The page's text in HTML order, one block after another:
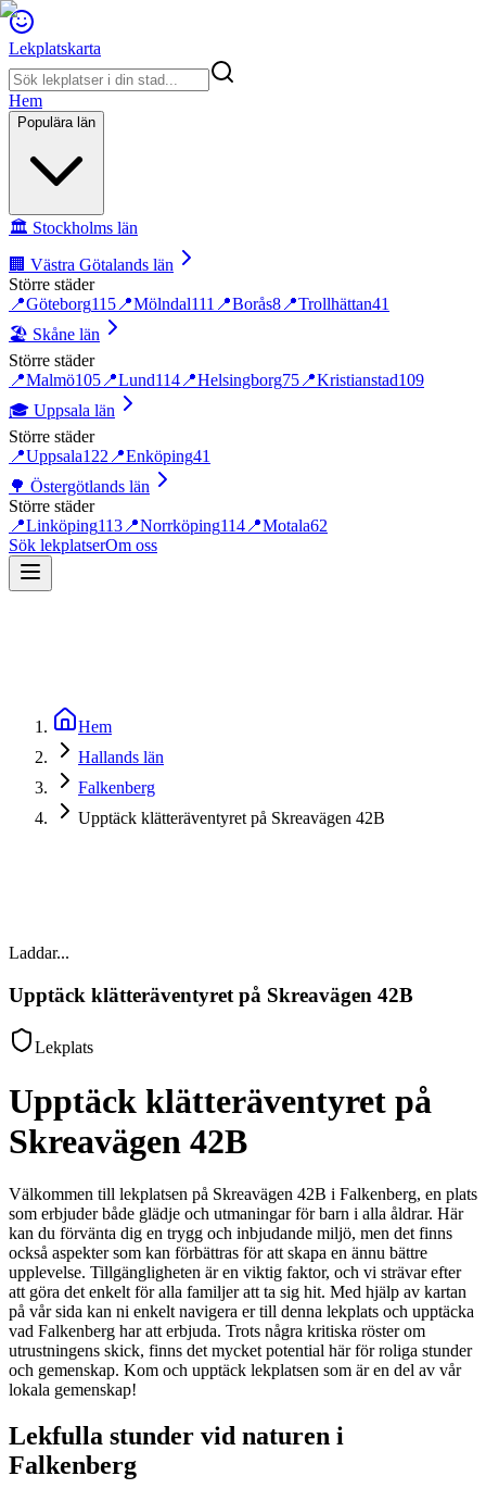
Lekplatskarta
Hem
Populära län
🏛️ Stockholms län
🏢 Västra Götalands län
Större städer
📍Göteborg115 📍Mölndal111 📍Borås8 📍Trollhättan41
🏖️ Skåne län
Större städer
📍Malmö105 📍Lund114 📍Helsingborg75 📍Kristianstad109
🎓 Uppsala län
Större städer
📍Uppsala122 📍Enköping41
🌳 Östergötlands län
Större städer
📍Linköping113 📍Norrköping114 📍Motala62
Sök lekplatserOm oss
Hem
Hallands län
Falkenberg
Upptäck klätteräventyret på Skreavägen 42B
Laddar...
Upptäck klätteräventyret på Skreavägen 42B
Lekplats
Upptäck klätteräventyret på
Skreavägen 42B
Välkommen till lekplatsen på Skreavägen 42B i Falkenberg, en plats
som erbjuder både glädje och utmaningar för barn i alla åldrar. Här
kan du förvänta dig en trygg och inbjudande miljö, men det finns
också aspekter som kan förbättras för att skapa en ännu bättre
upplevelse. Tillgängligheten är en viktig faktor, och vi strävar efter
att göra det enkelt för alla familjer att ta sig hit. Med hjälp av kartan
på vår sida kan ni enkelt navigera er till denna lekplats och upptäcka
vad Falkenberg har att erbjuda. Trots några kritiska röster om
utrustningens skick, finns det mycket potential här för roliga stunder
och gemenskap. Kom och upptäck lekplatsen som är en del av vår
lokala gemenskap!
Lekfulla stunder vid naturen i
Falkenberg